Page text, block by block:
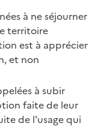
à ne séjourner
territoire
est à apprécier
et non
à subir
faite de leur
de l'usage qui